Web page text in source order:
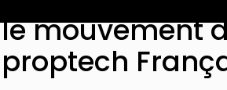
le mouvement
proptech